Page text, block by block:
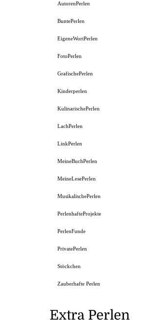
AutorenPerlen
BuntePerlen
EigeneWortPerlen
FotoPerlen
GrafischePerlen
Kinderperlen
KulinarischePerlen
LachPerlen
LinkPerlen
MeineBuchPerlen
MeineLesePerlen
MusikalischePerlen
PerlenhafteProjekte
PerlenFunde
PrivatePerlen
Stöckchen
Zauberhafte Perlen
Extra Perlen